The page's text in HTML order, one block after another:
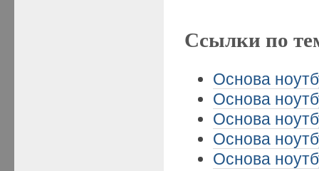
Ссылки по
Основа
Основа
Основа
Основа
Основа